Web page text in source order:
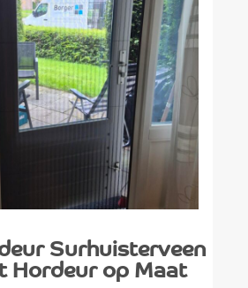
Surhuisterveen
Hordeur op Maat